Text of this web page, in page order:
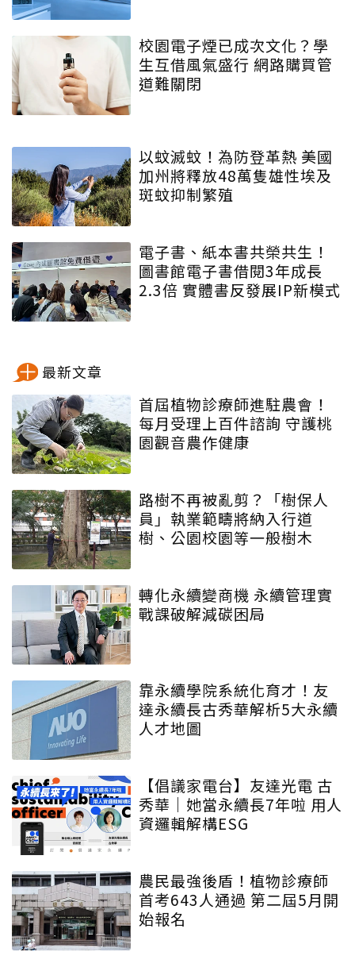
校園電子煙已成次文化？學
生互借風氣盛行 網路購買管
道難關閉
以蚊滅蚊！為防登革熱 美國
加州將釋放48萬隻雄性埃及
斑蚊抑制繁殖
電子書、紙本書共榮共生！
圖書館電子書借閱3年成長
2.3倍 實體書反發展IP新模式
最新文章
首屆植物診療師進駐農會！
每月受理上百件諮詢 守護桃
園觀音農作健康
路樹不再被亂剪？「樹保人
員」執業範疇將納入行道
樹、公園校園等一般樹木
轉化永續變商機 永續管理實
戰課破解減碳困局
靠永續學院系統化育才！友
達永續長古秀華解析5大永續
人才地圖
【倡議家電台】友達光電 古
秀華｜她當永續長7年啦 用人
資邏輯解構ESG
農民最強後盾！植物診療師
首考643人通過 第二屆5月開
始報名